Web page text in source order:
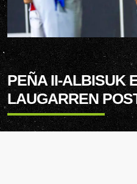
PEÑA II-ALBISUK
LAUGARREN